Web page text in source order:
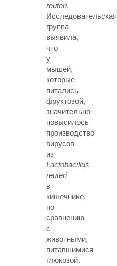
reuteri.
Исследовательская
группа
выявила,
что
у
мышей,
которые
питались
фруктозой,
значительно
повысилось
производство
вирусов
из
Lactobacillus
reuteri
в
кишечнике,
по
сравнению
с
животными,
питавшимися
глюкозой.